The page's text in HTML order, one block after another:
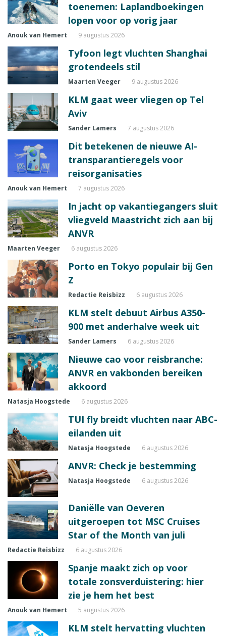
toenemen: Laplandboekingen
lopen voor op vorig jaar
Anouk van Hemert 9 augustus 2026
Tyfoon legt vluchten Shanghai
grotendeels stil
Maarten Veeger 9 augustus 2026
KLM gaat weer vliegen op Tel
Aviv
Sander Lamers 7 augustus 2026
Dit betekenen de nieuwe AI-
transparantieregels voor
reisorganisaties
Anouk van Hemert 7 augustus 2026
In jacht op vakantiegangers sluit
vliegveld Maastricht zich aan bij
ANVR
Maarten Veeger 6 augustus 2026
Porto en Tokyo populair bij Gen
Z
Redactie Reisbizz 6 augustus 2026
KLM stelt debuut Airbus A350-
900 met anderhalve week uit
Sander Lamers 6 augustus 2026
Nieuwe cao voor reisbranche:
ANVR en vakbonden bereiken
akkoord
Natasja Hoogstede 6 augustus 2026
TUI fly breidt vluchten naar ABC-
eilanden uit
Natasja Hoogstede 6 augustus 2026
ANVR: Check je bestemming
Natasja Hoogstede 6 augustus 2026
Daniëlle van Oeveren
uitgeroepen tot MSC Cruises
Star of the Month van juli
Redactie Reisbizz 6 augustus 2026
Spanje maakt zich op voor
totale zonsverduistering: hier
zie je hem het best
Anouk van Hemert 5 augustus 2026
KLM stelt hervatting vluchten